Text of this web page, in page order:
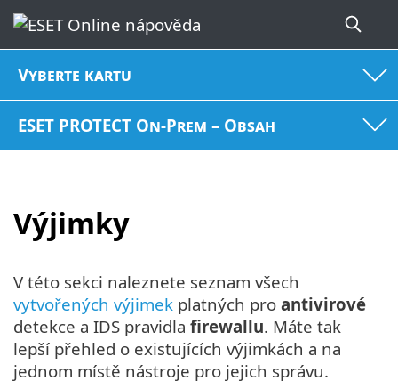
Vyberte kartu
ESET PROTECT On-Prem – Obsah
Výjimky
V této sekci naleznete seznam všech
vytvořených výjimek platných pro antivirové
detekce a IDS pravidla firewallu. Máte tak
lepší přehled o existujících výjimkách a na
jednom místě nástroje pro jejich správu.